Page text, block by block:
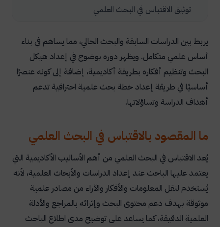
توثيق الاقتباس في البحث العلمي
البحثية
الفرق بين الاقتباس المباشر والاقتباس غير المباشر
أخطاء شائعة في الاقتباس في البحث العلمي
1- عدم توثيق المصادر بشكل صحيح
3- إعادة الصياغة بطريقة غير صحيحة
4- الخلط بين أنظمة التوثيق
5- استخدام مصادر غير موثوقة
6- عدم كتابة أرقام الصفحات في الاقتباس المباشر
7- إدراج اقتباسات لا تخدم موضوع البحث
يربط بين الدراسات السابقة والبحث الحالي، مما يساهم في بناء
أساس علمي متكامل. ويظهر دوره بوضوح في إعداد هيكل
البحث وتنظيم أفكاره بطريقة أكاديمية، إضافة إلى كونه عنصرًا
أساسيًا في طريقة إعداد خطة بحث علمية احترافية تدعم
أهداف الدراسة وتساؤلاتها.
ما المقصود بالاقتباس في البحث العلمي
يُعد الاقتباس في البحث العلمي من أهم الأساليب الأكاديمية التي
يعتمد عليها الباحث عند إعداد الدراسات والأبحاث العلمية، لأنه
يُستخدم لنقل المعلومات والأفكار والآراء من مصادر علمية
موثوقة بهدف دعم محتوى البحث وإثرائه بالمراجع والأدلة
العلمية الدقيقة، كما يساعد على توضيح مدى اطلاع الباحث